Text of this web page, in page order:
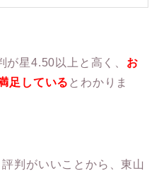
が星4.50以上と高く、 お
足している とわかりま
判がいいことから、東山